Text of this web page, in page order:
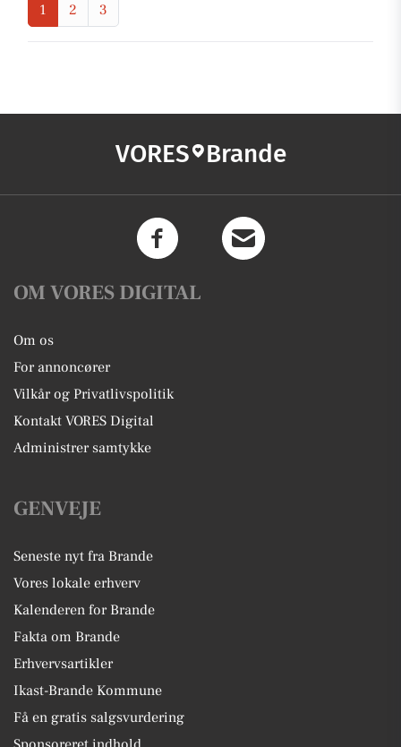
1 2 3
VORES Brande
OM VORES DIGITAL
Om os
For annoncører
Vilkår og Privatlivspolitik
Kontakt VORES Digital
Administrer samtykke
GENVEJE
Seneste nyt fra Brande
Vores lokale erhverv
Kalenderen for Brande
Fakta om Brande
Erhvervsartikler
Ikast-Brande Kommune
Få en gratis salgsvurdering